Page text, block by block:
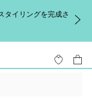
タイリングを完成さ